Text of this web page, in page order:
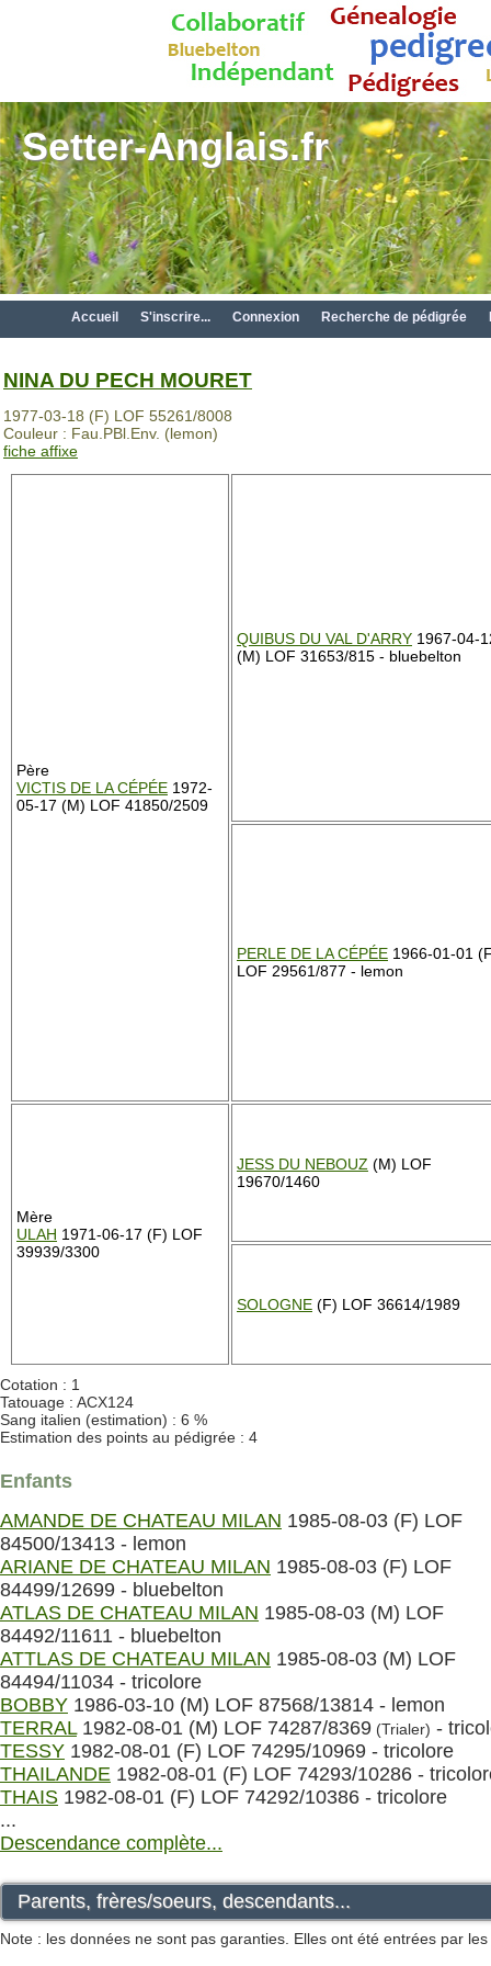
Setter-Anglais.fr
Accueil S'inscrire... Connexion Recherche de pédigrée
NINA DU PECH MOURET
1977-03-18 (F) LOF 55261/8008
Couleur : Fau.PBl.Env. (lemon)
fiche affixe
Père
VICTIS DE LA CÉPÉE 1972-
05-17 (M) LOF 41850/2509
QUIBUS DU VAL D'ARRY 1967-04-
(M) LOF 31653/815 - bluebelton
PERLE DE LA CÉPÉE 1966-01-01
LOF 29561/877 - lemon
Mère
ULAH 1971-06-17 (F) LOF
39939/3300
JESS DU NEBOUZ (M) LOF
19670/1460
SOLOGNE (F) LOF 36614/1989
Cotation : 1
Tatouage : ACX124
Sang italien (estimation) : 6 %
Estimation des points au pédigrée : 4
Enfants
AMANDE DE CHATEAU MILAN 1985-08-03 (F) LOF
84500/13413 - lemon
ARIANE DE CHATEAU MILAN 1985-08-03 (F) LOF
84499/12699 - bluebelton
ATLAS DE CHATEAU MILAN 1985-08-03 (M) LOF
84492/11611 - bluebelton
ATTLAS DE CHATEAU MILAN 1985-08-03 (M) LOF
84494/11034 - tricolore
BOBBY 1986-03-10 (M) LOF 87568/13814 - lemon
TERRAL1982-08-01 (M) LOF 74287/8369 (Trialer) -
TESSY 1982-08-01 (F) LOF 74295/10969 - tricolore
THAILANDE 1982-08-01 (F) LOF 74293/10286 -
THAIS 1982-08-01 (F) LOF 74292/10386 - tricolore
...
Descendance complète...
Parents, frères/soeurs, descendants...
Note : les données ne sont pas garanties. Elles ont été entrées par